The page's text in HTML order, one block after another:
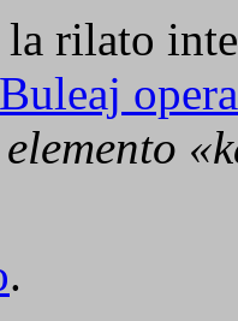
rilato
Buleaj
.